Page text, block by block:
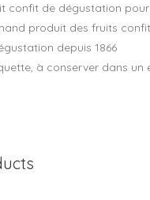
confit de dégustation
produit des fruits
depuis 1866
à conserver dans un